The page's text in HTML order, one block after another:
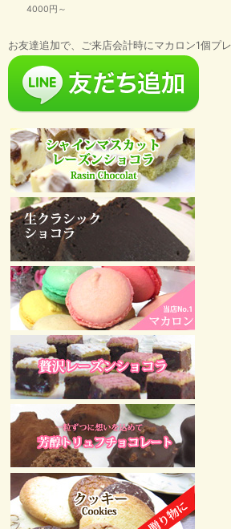
4000円～
お友達追加で、ご来店会計時にマカロン1個プ